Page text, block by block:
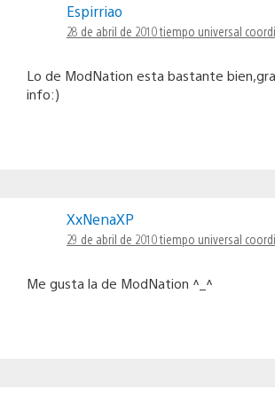
Espirriao
28 de abril de 2010 tiempo universal
Lo de ModNation esta bastante
info:)
XxNenaXP
29 de abril de 2010 tiempo universal
Me gusta la de ModNation ^_^